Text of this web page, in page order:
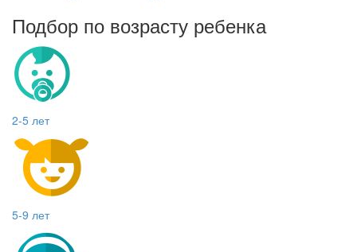
Подбор по возрасту ребенка
2-5 лет
5-9 лет